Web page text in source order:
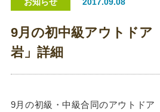
お知らせ 2017.09.08
9月の初中級アウトドア
岩」詳細
9月の初級・中級合同のアウトドア